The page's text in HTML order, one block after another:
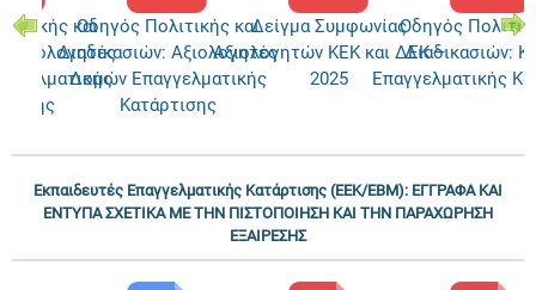
και
Αξιολογητές
Οδηγός Πολιτικής και
Διαδικασιών: Αξιολογητές
Δομών Επαγγελματικής
Κατάρτισης
Δείγμα Συμφωνίας
Αξιολογητών ΚΕΚ και ΔΕΚ –
2025
Οδηγός
Διαδικασιών:
Επαγγελματικής
Εκπαιδευτές Επαγγελματικής Κατάρτισης (ΕΕΚ/ΕΒΜ): ΕΓΓΡΑΦΑ ΚΑΙ
ΕΝΤΥΠΑ ΣΧΕΤΙΚΑ ΜΕ ΤΗΝ ΠΙΣΤΟΠΟΙΗΣΗ ΚΑΙ ΤΗΝ ΠΑΡΑΧΩΡΗΣΗ
ΕΞΑΙΡΕΣΗΣ